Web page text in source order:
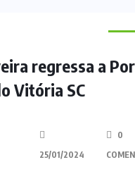
regressa a
Vitória SC
25/01/2024
0